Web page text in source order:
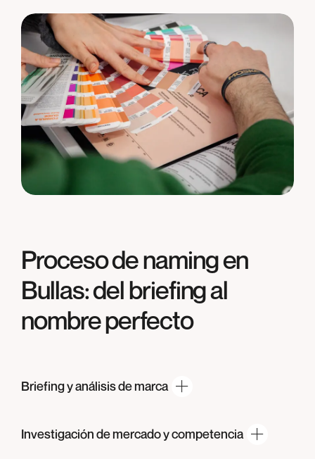
Proceso de naming en
Bullas: del briefing al
nombre perfecto
Briefing y análisisde marca
Investigación de mercadoy competencia